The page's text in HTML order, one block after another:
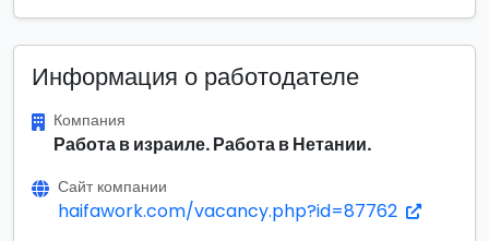
Информация о работодателе
Компания
Работа в израиле. Работа в Нетании.
Сайт компании
haifawork.com/vacancy.php?id=87762